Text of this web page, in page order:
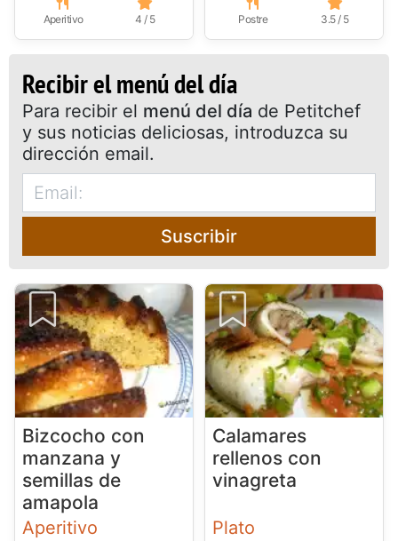
Aperitivo 4 / 5 Postre 3.5 / 5
Recibir el menú del día
Para recibir el menú del día de Petitchef
y sus noticias deliciosas, introduzca su
dirección email.
Suscribir
Bizcocho con
manzana y
semillas de
amapola
Aperitivo
Calamares
rellenos con
vinagreta
Plato